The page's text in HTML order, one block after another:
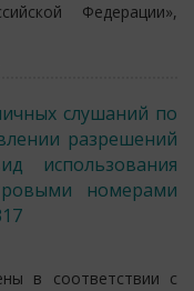
Федерации»,
слушаний по
разрешений
использования
номерами
в соответствии с